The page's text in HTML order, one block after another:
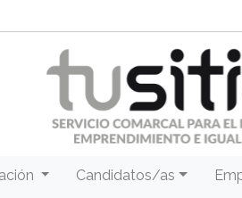
Candidatos/as